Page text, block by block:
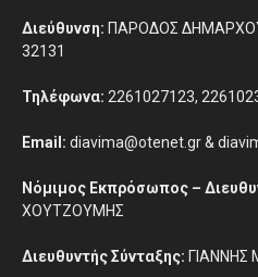
Διεύθυνση: ΠΑΡΟΔΟΣ ΔΗΜΑΡΧΟΥ
32131
Τηλέφωνα: 2261027123,
Email: diavima@otenet.gr &
Νόμιμος Εκπρόσωπος –
ΧΟΥΤΖΟΥΜΗΣ
Διευθυντής Σύνταξης: